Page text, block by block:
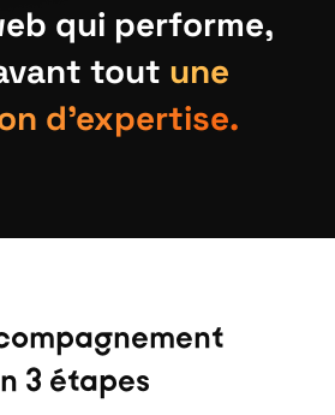
qui performe,
tout une
d'expertise.
3 étapes